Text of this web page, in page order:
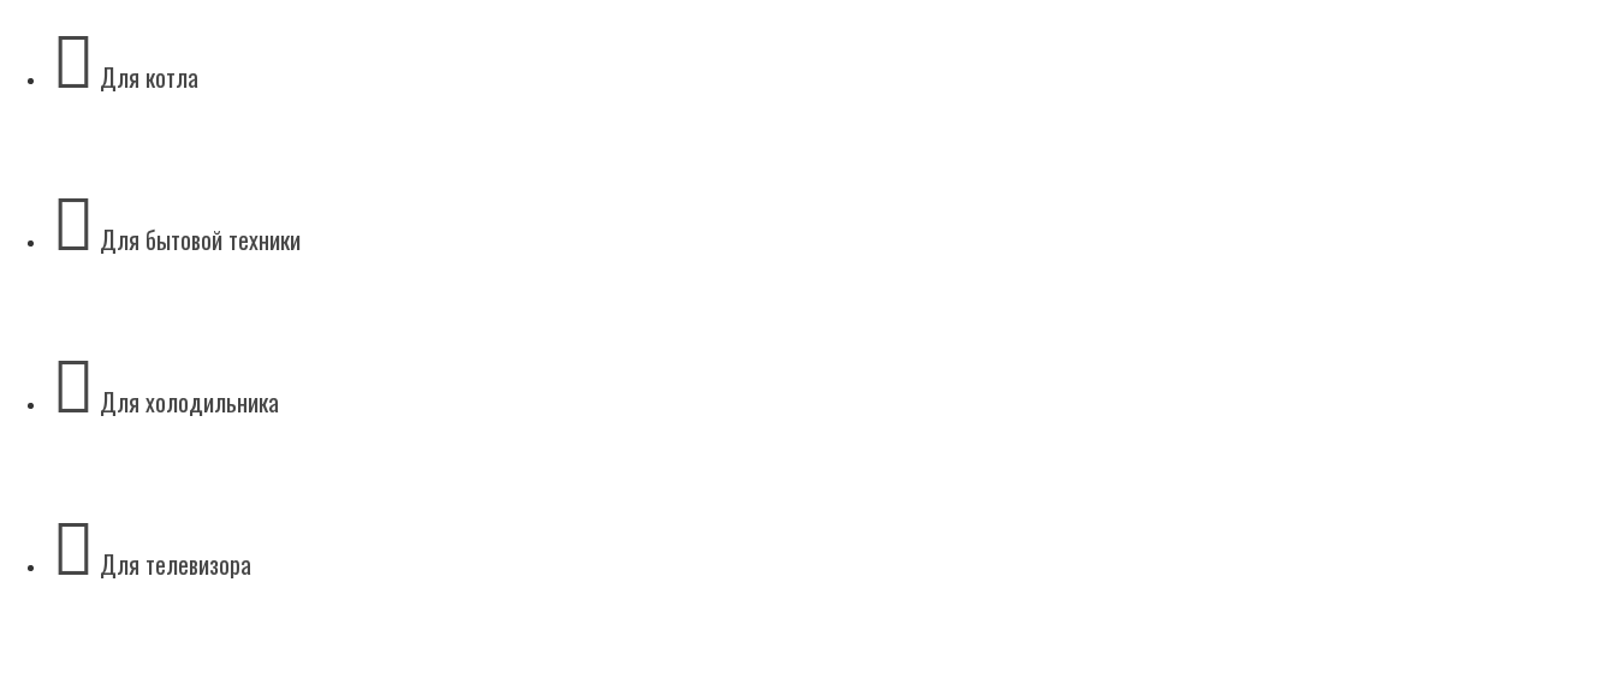
Для котла
Для бытовой техники
Для холодильника
Для телевизора